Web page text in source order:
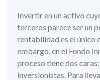
Invertir en un activo
terceros parece ser un
rentabilidad es el único
embargo, en el Fondo
proceso tiene dos
inversionistas. Para